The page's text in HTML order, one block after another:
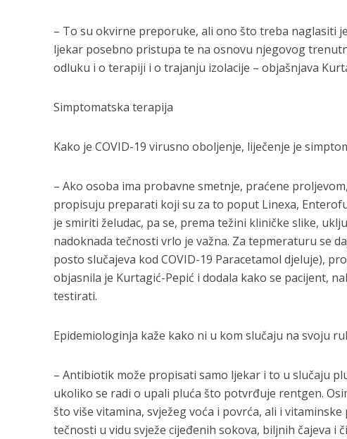
– To su okvirne preporuke, ali ono što treba naglasiti
ljekar posebno pristupa te na osnovu njegovog
odluku i o terapiji i o trajanju izolacije – objašnjava
Simptomatska terapija
Kako je COVID-19 virusno oboljenje, liječenje je
– Ako osoba ima probavne smetnje, praćene
propisuju preparati koji su za to poput Linexa,
je smiriti želudac, pa se, prema težini kliničke slike,
nadoknada tečnosti vrlo je važna. Za tepmeraturu se
posto slučajeva kod COVID-19 Paracetamol djeluje),
objasnila je Kurtagić-Pepić i dodala kako se pacijent,
testirati.
Epidemiologinja kaže kako ni u kom slučaju na svoju
– Antibiotik može propisati samo ljekar i to u slučaju
ukoliko se radi o upali pluća što potvrđuje rentgen.
što više vitamina, svježeg voća i povrća, ali i
tečnosti u vidu svježe cijeđenih sokova, biljnih čajeva i